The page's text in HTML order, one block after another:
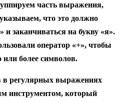
часть выражения,
что это должно
и заканчиваться на букву «я».
оператор «+», чтобы
или более символов.
в регулярных выражениях
инструментом, который